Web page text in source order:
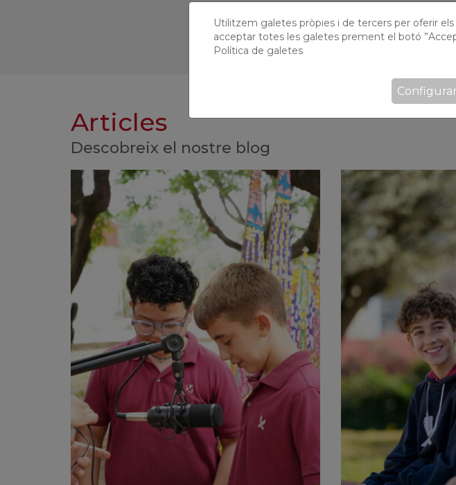
Veure tot el
Articles
Descobreix el nostre blog
Utilitzem galetes pròpies i de tercers per oferir
acceptar totes les galetes prement el botó
Política de galetes